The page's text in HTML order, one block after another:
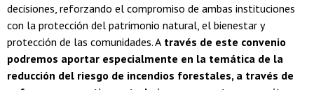
decisiones, reforzando el compromiso de ambas instituciones
con la protección del patrimonio natural, el bienestar y
protección de las comunidades. A través de este convenio
podremos aportar especialmente en la temática de la
reducción del riesgo de incendios forestales, a través de